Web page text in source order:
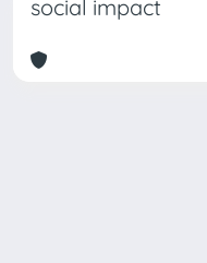
social impact